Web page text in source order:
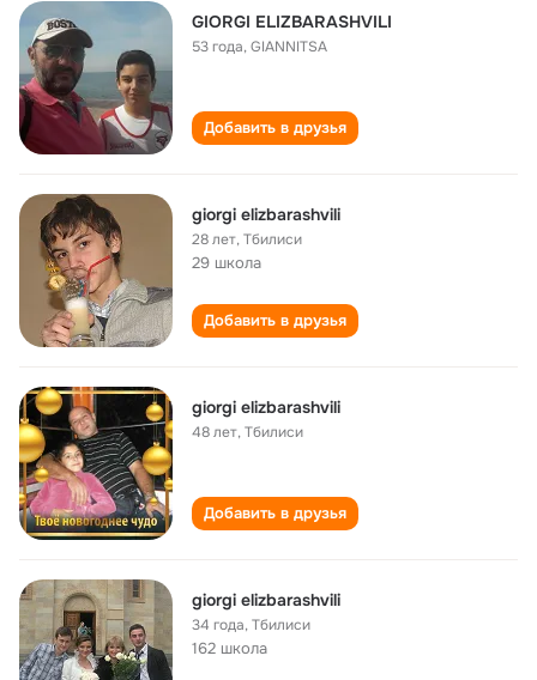
GIORGI ELIZBARASHVILI
53 года,GIANNITSA
Добавить в друзья
giorgi elizbarashvili
28 лет,Тбилиси
29 школа
Добавить в друзья
giorgi elizbarashvili
48 лет,Тбилиси
Добавить в друзья
giorgi elizbarashvili
34 года,Тбилиси
162 школа